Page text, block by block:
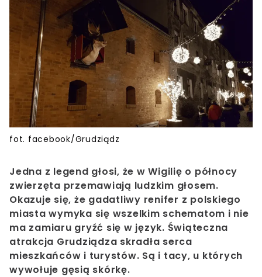
fot. facebook/Grudziądz
Jedna z legend głosi, że w Wigilię o północy
zwierzęta przemawiają ludzkim głosem.
Okazuje się, że gadatliwy renifer z polskiego
miasta wymyka się wszelkim schematom i nie
ma zamiaru gryźć się w język. Świąteczna
atrakcja Grudziądza skradła serca
mieszkańców i turystów. Są i tacy, u których
wywołuje gęsią skórkę.